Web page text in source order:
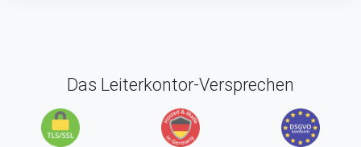
Das Leiterkontor-Versprechen